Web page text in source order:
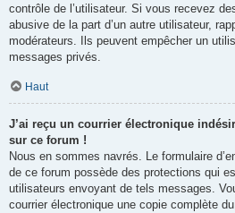
contrôle de l’utilisateur. Si vous recevez
abusive de la part d’un autre utilisateur,
modérateurs. Ils peuvent empêcher un
messages privés.
Haut
J’ai reçu un courrier électronique
sur ce forum !
Nous en sommes navrés. Le formulaire
de ce forum possède des protections qui
utilisateurs envoyant de tels messages.
courrier électronique une copie complète